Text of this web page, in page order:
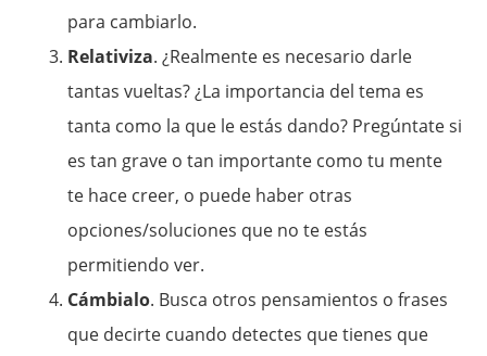
para cambiarlo.
Relativiza. ¿Realmente es necesario darle
tantas vueltas? ¿La importancia del tema es
tanta como la que le estás dando? Pregúntate si
es tan grave o tan importante como tu mente
te hace creer, o puede haber otras
opciones/soluciones que no te estás
permitiendo ver.
Cámbialo. Busca otros pensamientos o frases
que decirte cuando detectes que tienes que